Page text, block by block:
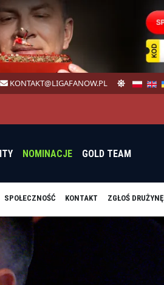
KONTAKT@LIGAFANOW.PL
NOMINACJE GOLD TEAM
SPOŁECZNOŚĆ KONTAKT ZGŁOŚ DRUŻYNĘ